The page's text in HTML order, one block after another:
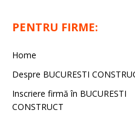
PENTRU FIRME:
Home
Despre BUCURESTI
Inscriere firmă în BUCURESTI
CONSTRUCT